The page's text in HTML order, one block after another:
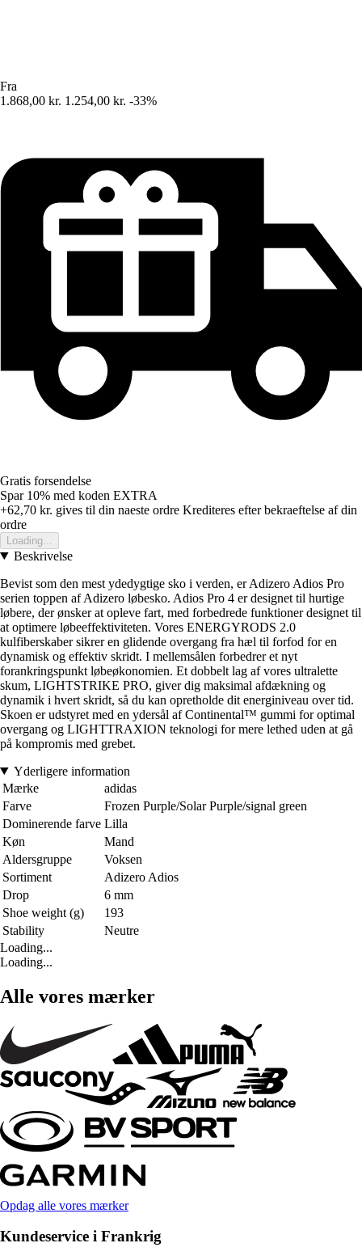
Fra
1.868,00 kr. 1.254,00 kr. -33%
Gratis forsendelse
Spar 10% med koden EXTRA
+62,70 kr. gives til din naeste ordre Krediteres efter bekraeftelse af din
ordre
Loading...
Beskrivelse
Bevist som den mest ydedygtige sko i verden, er Adizero Adios Pro
serien toppen af Adizero løbesko. Adios Pro 4 er designet til hurtige
løbere, der ønsker at opleve fart, med forbedrede funktioner designet til
at optimere løbeeffektiviteten. Vores ENERGYRODS 2.0
kulfiberskaber sikrer en glidende overgang fra hæl til forfod for en
dynamisk og effektiv skridt. I mellemsålen forbedrer et nyt
forankringspunkt løbeøkonomien. Et dobbelt lag af vores ultralette
skum, LIGHTSTRIKE PRO, giver dig maksimal afdækning og
dynamik i hvert skridt, så du kan opretholde dit energiniveau over tid.
Skoen er udstyret med en ydersål af Continental™ gummi for optimal
overgang og LIGHTTRAXION teknologi for mere lethed uden at gå
på kompromis med grebet.
Yderligere information
Mærke
adidas
Farve
Frozen Purple/Solar Purple/signal green
Dominerende farve Lilla
Køn
Mand
Aldersgruppe
Voksen
Sortiment
Adizero Adios
Drop
6 mm
Shoe weight (g)
193
Stability
Neutre
Loading...
Loading...
Alle vores mærker
Opdag alle vores mærker
Kundeservice i Frankrig